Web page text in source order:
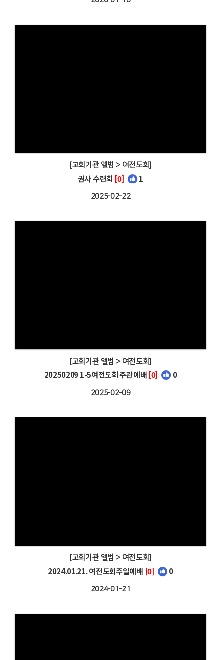
[교회기관 앨범 > 여전도회]
권사 수련회 [0] 1
2025-02-22
[교회기관 앨범 > 여전도회]
20250209 1-5여전도회 주관예배 [0] 0
2025-02-09
[교회기관 앨범 > 여전도회]
2024.01.21. 여전도회주일예배 [0] 0
2024-01-21